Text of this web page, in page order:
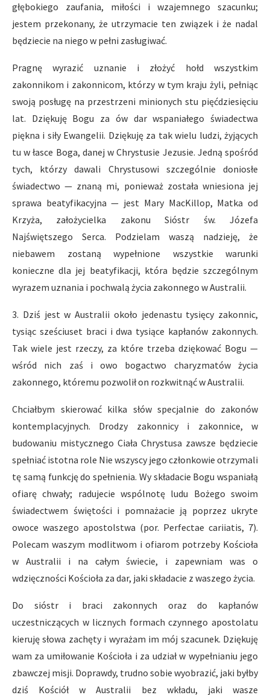
głębokiego zaufania, miłości i wzajemnego szacunku;
jestem przekonany, że utrzymacie ten związek i że nadal
będziecie na niego w pełni zasługiwać.
Pragnę wyrazić uznanie i złożyć hołd wszystkim
zakonnikom i zakonnicom, którzy w tym kraju żyli, pełniąc
swoją posługę na przestrzeni minionych stu pięćdziesięciu
lat. Dziękuję Bogu za ów dar wspaniałego świadectwa
piękna i siły Ewangelii. Dziękuję za tak wielu ludzi, żyjących
tu w łasce Boga, danej w Chrystusie Jezusie. Jedną spośród
tych, którzy dawali Chrystusowi szczególnie doniosłe
świadectwo — znaną mi, ponieważ została wniesiona jej
sprawa beatyfikacyjna — jest Mary MacKillop, Matka od
Krzyża, założycielka zakonu Sióstr św. Józefa
Najświętszego Serca. Podzielam waszą nadzieję, że
niebawem zostaną wypełnione wszystkie warunki
konieczne dla jej beatyfikacji, która będzie szczególnym
wyrazem uznania i pochwalą życia zakonnego w Australii.
3. Dziś jest w Australii około jedenastu tysięcy zakonnic,
tysiąc sześciuset braci i dwa tysiące kapłanów zakonnych.
Tak wiele jest rzeczy, za które trzeba dziękować Bogu —
wśród nich zaś i owo bogactwo charyzmatów życia
zakonnego, któremu pozwolił on rozkwitnąć w Australii.
Chciałbym skierować kilka słów specjalnie do zakonów
kontemplacyjnych. Drodzy zakonnicy i zakonnice, w
budowaniu mistycznego Ciała Chrystusa zawsze będziecie
spełniać istotna role Nie wszyscy jego członkowie otrzymali
tę samą funkcję do spełnienia. Wy składacie Bogu wspaniałą
ofiarę chwały; radujecie wspólnotę ludu Bożego swoim
świadectwem świętości i pomnażacie ją poprzez ukryte
owoce waszego apostolstwa (por. Perfectae cariiatis, 7).
Polecam waszym modlitwom i ofiarom potrzeby Kościoła
w Australii i na całym świecie, i zapewniam was o
wdzięczności Kościoła za dar, jaki składacie z waszego życia.
Do sióstr i braci zakonnych oraz do kapłanów
uczestniczących w licznych formach czynnego apostolatu
kieruję słowa zachęty i wyrażam im mój szacunek. Dziękuję
wam za umiłowanie Kościoła i za udział w wypełnianiu jego
zbawczej misji. Doprawdy, trudno sobie wyobrazić, jaki byłby
dziś Kościół w Australii bez wkładu, jaki wasze